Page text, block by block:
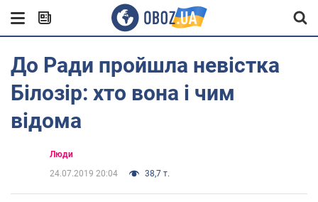
До Ради пройшла невістка
Білозір: хто вона і чим
відома
Люди
24.07.2019 20:04
38,7 т.